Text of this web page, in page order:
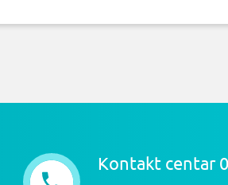
Kontakt centar